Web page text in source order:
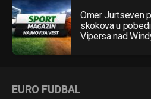
Omer Jurtseven
skokova u
Vipersa nad
EURO FUDBAL